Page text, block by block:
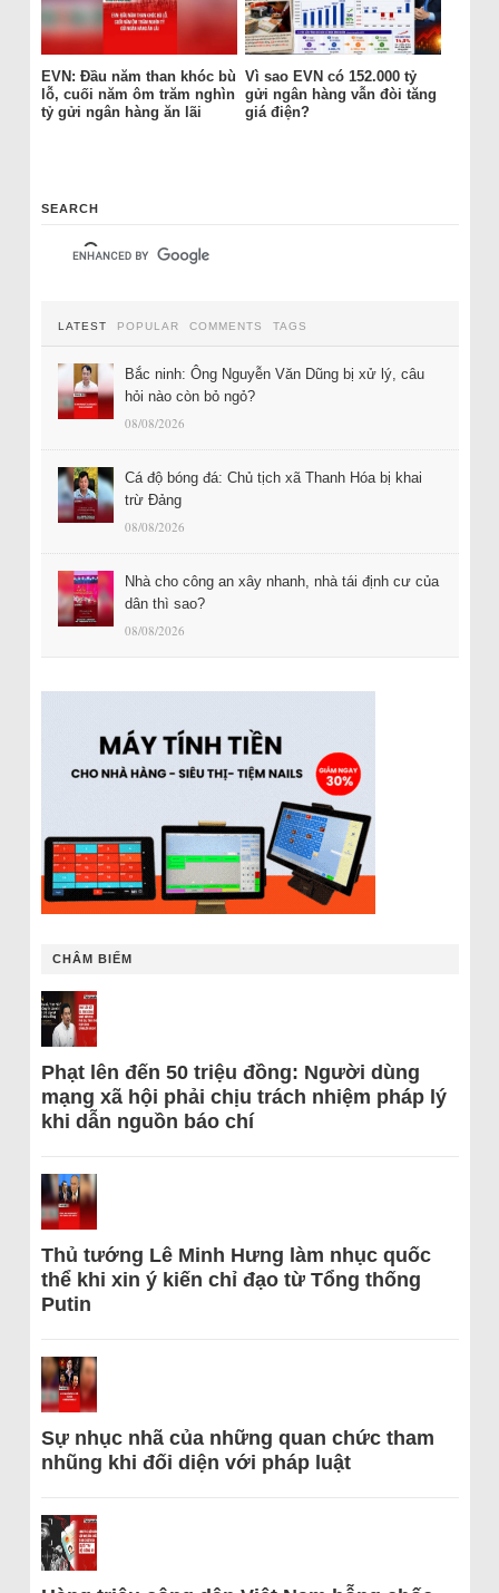
EVN: Đầu năm than khóc bù
lỗ, cuối năm ôm trăm nghìn
tỷ gửi ngân hàng ăn lãi
Vì sao EVN có 152.000 tỷ
gửi ngân hàng vẫn đòi tăng
giá điện?
SEARCH
LATEST POPULAR COMMENTS TAGS
Bắc ninh: Ông Nguyễn Văn Dũng bị xử lý, câu
hỏi nào còn bỏ ngỏ?
08/08/2026
Cá độ bóng đá: Chủ tịch xã Thanh Hóa bị khai
trừ Đảng
08/08/2026
Nhà cho công an xây nhanh, nhà tái định cư của
dân thì sao?
08/08/2026
CHÂM BIẾM
Phạt lên đến 50 triệu đồng: Người dùng
mạng xã hội phải chịu trách nhiệm pháp lý
khi dẫn nguồn báo chí
Thủ tướng Lê Minh Hưng làm nhục quốc
thể khi xin ý kiến chỉ đạo từ Tổng thống
Putin
Sự nhục nhã của những quan chức tham
nhũng khi đối diện với pháp luật